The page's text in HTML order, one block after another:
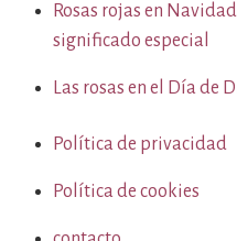
Rosas rojas en
significado especial
Las rosas en el Día de
Política de privacidad
Política de cookies